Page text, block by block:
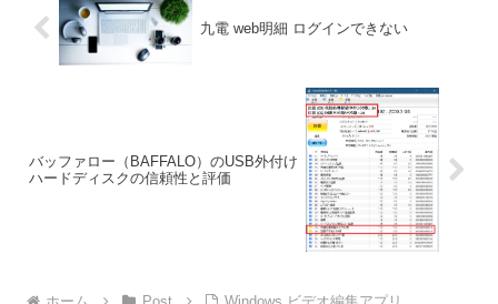
九電 web明細 ログインできない
バッファロー（BAFFALO）のUSB外付け
ハードディスクの信頼性と評価